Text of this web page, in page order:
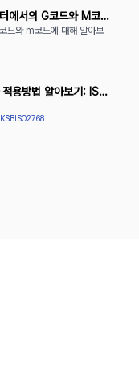
에서의 G코드와 M코드
드와 m코드에 대해 알아보
용방법 알아보기: ISO